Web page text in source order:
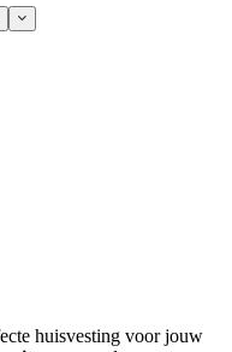
huisvesting voor jouw